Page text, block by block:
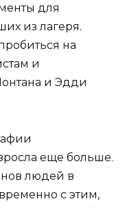
для
из лагеря.
на
и
и Эдди
еще больше.
людей в
с этим,